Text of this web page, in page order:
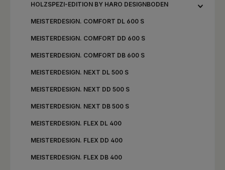
HOLZSPEZI-EDITION BY HARO DESIGNBODEN
MEISTERDESIGN. COMFORT DL 600 S
MEISTERDESIGN. COMFORT DD 600 S
MEISTERDESIGN. COMFORT DB 600 S
MEISTERDESIGN. NEXT DL 500 S
MEISTERDESIGN. NEXT DD 500 S
MEISTERDESIGN. NEXT DB 500 S
MEISTERDESIGN. FLEX DL 400
MEISTERDESIGN. FLEX DD 400
MEISTERDESIGN. FLEX DB 400